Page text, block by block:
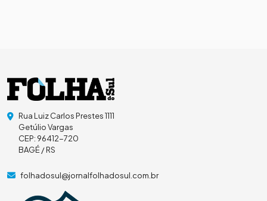
Rua Luiz Carlos Prestes 1111
Getúlio Vargas
CEP: 96412-720
BAGÉ / RS
folhadosul@jornalfolhadosul.com.br